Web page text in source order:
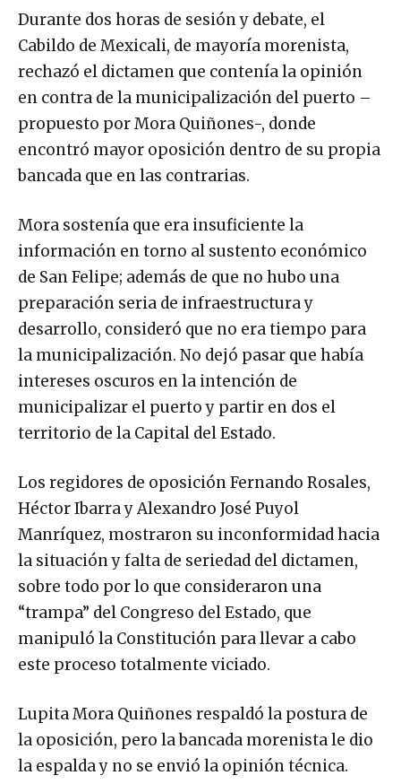
Durante dos horas de sesión y debate, el
Cabildo de Mexicali, de mayoría morenista,
rechazó el dictamen que contenía la opinión
en contra de la municipalización del puerto –
propuesto por Mora Quiñones-, donde
encontró mayor oposición dentro de su propia
bancada que en las contrarias.
Mora sostenía que era insuficiente la
información en torno al sustento económico
de San Felipe; además de que no hubo una
preparación seria de infraestructura y
desarrollo, consideró que no era tiempo para
la municipalización. No dejó pasar que había
intereses oscuros en la intención de
municipalizar el puerto y partir en dos el
territorio de la Capital del Estado.
Los regidores de oposición Fernando Rosales,
Héctor Ibarra y Alexandro José Puyol
Manríquez, mostraron su inconformidad hacia
la situación y falta de seriedad del dictamen,
sobre todo por lo que consideraron una
“trampa” del Congreso del Estado, que
manipuló la Constitución para llevar a cabo
este proceso totalmente viciado.
Lupita Mora Quiñones respaldó la postura de
la oposición, pero la bancada morenista le dio
la espalda y no se envió la opinión técnica.